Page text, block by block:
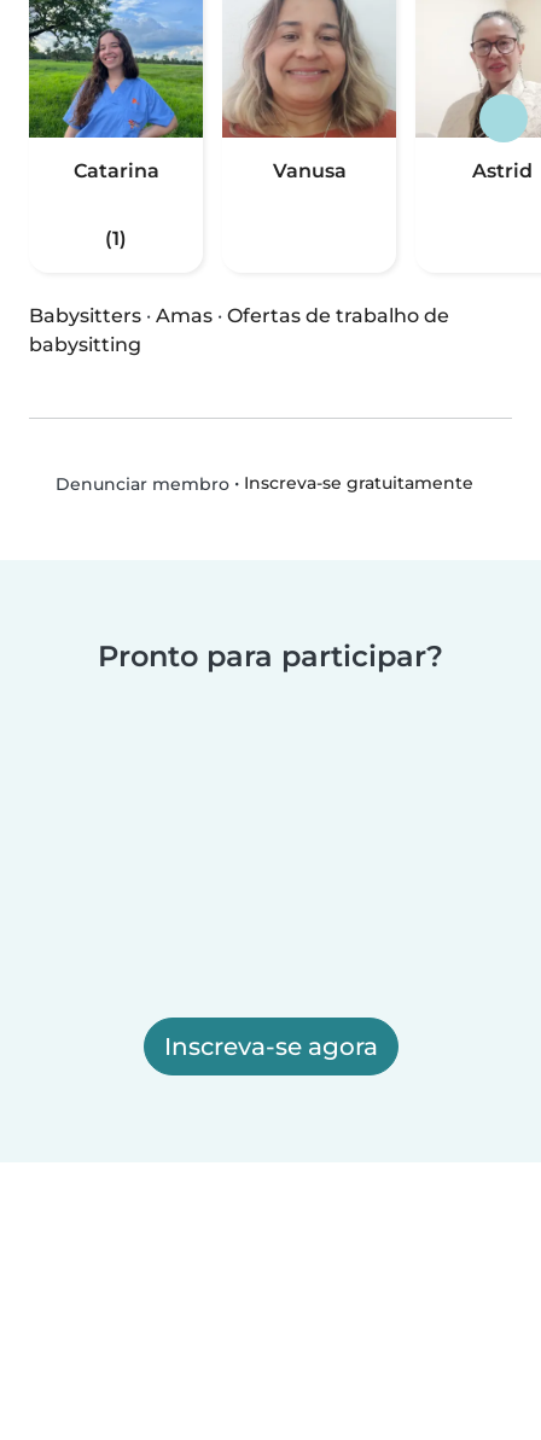
Catarina
(1)
Vanusa Astrid
Babysitters · Amas · Ofertas de trabalho de
babysitting
Denunciar membro• Inscreva-se gratuitamente
Pronto para participar?
Inscreva-se agora